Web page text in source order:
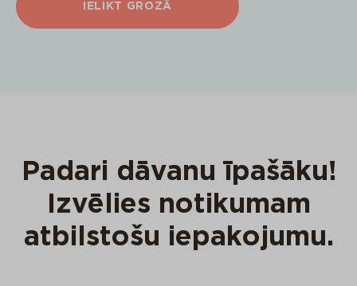
IELIKT GROZĀ
Padari dāvanu īpašāku!
Izvēlies notikumam
atbilstošu iepakojumu.